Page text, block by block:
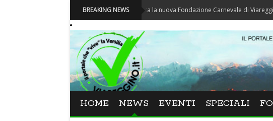
BREAKING NEWS
Carnevale - Nominata la nuova Fondazione Carnevale di Viareggio
HOME NEWS EVENTI SPECIALI